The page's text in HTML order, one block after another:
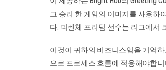
이 제공하는 Bright Hub의 Greeting
그 승리 한 게임의 이미지를 사용하
다. 피렌체 프리덤 선수는 리그에서
이것이 귀하의 비즈니스임을 기억
으로 프로세스 흐름에 적용해야합